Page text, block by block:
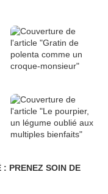
: PRENEZ SOIN DE